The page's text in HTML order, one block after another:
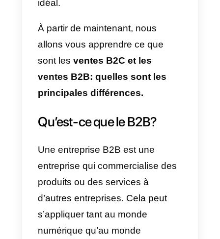
vous avez. En outre, les
stratégies que chaque modèle
utilise pour atteindre ses clients.
Nous allons vous montrer
quelques entreprises qui
méthodologies. Comment vous
pouvez l’appliquer à votre
entreprise en matière de vente
de marketing et unoutil
vous aider à stimuler vos
commerciaux en appliquant une